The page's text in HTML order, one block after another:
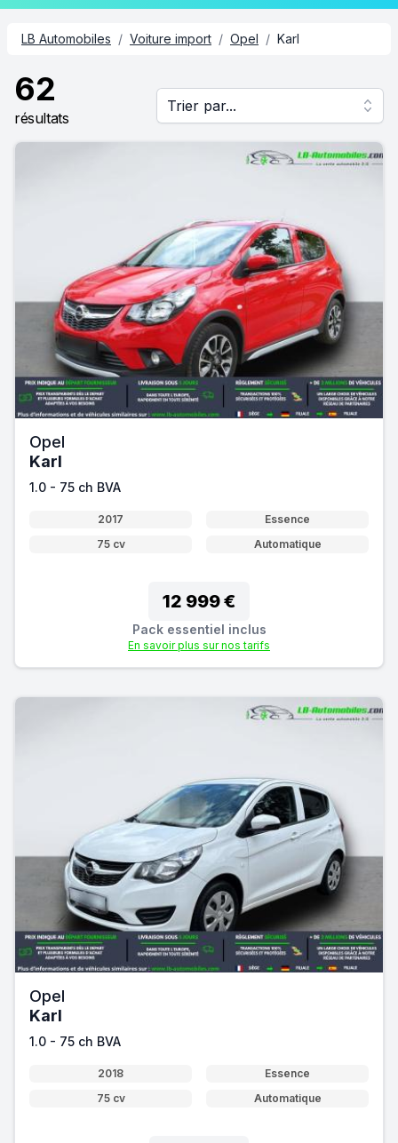
LB Automobiles / Voiture import / Opel / Karl
62
résultats
Trier par...
Opel
Karl
1.0 - 75 ch BVA
2017
Essence
75 cv
Automatique
12 999 €
Pack essentiel inclus
En savoir plus sur nos tarifs
Opel
Karl
1.0 - 75 ch BVA
2018
Essence
75 cv
Automatique